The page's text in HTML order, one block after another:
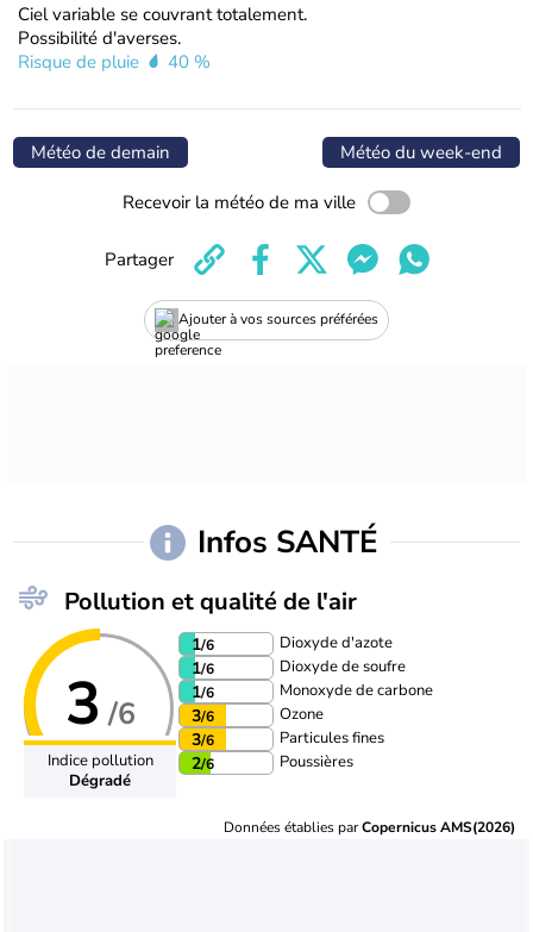
Ciel variable se couvrant totalement.
Possibilité d'averses.
Risque de pluie
40 %
Météo de demain Météo du week-end
Recevoir la météo de ma ville
Ajouter à vos sources préférées
Partager
Infos SANTÉ
Pollution et qualité de l'air
3 /6
Indice pollution
Dégradé
1/6 Dioxyde d'azote
1/6 Dioxyde de soufre
1/6 Monoxyde de carbone
3/6 Ozone
3/6 Particules fines
2/6 Poussières
Données établies parCopernicus AMS(2026)